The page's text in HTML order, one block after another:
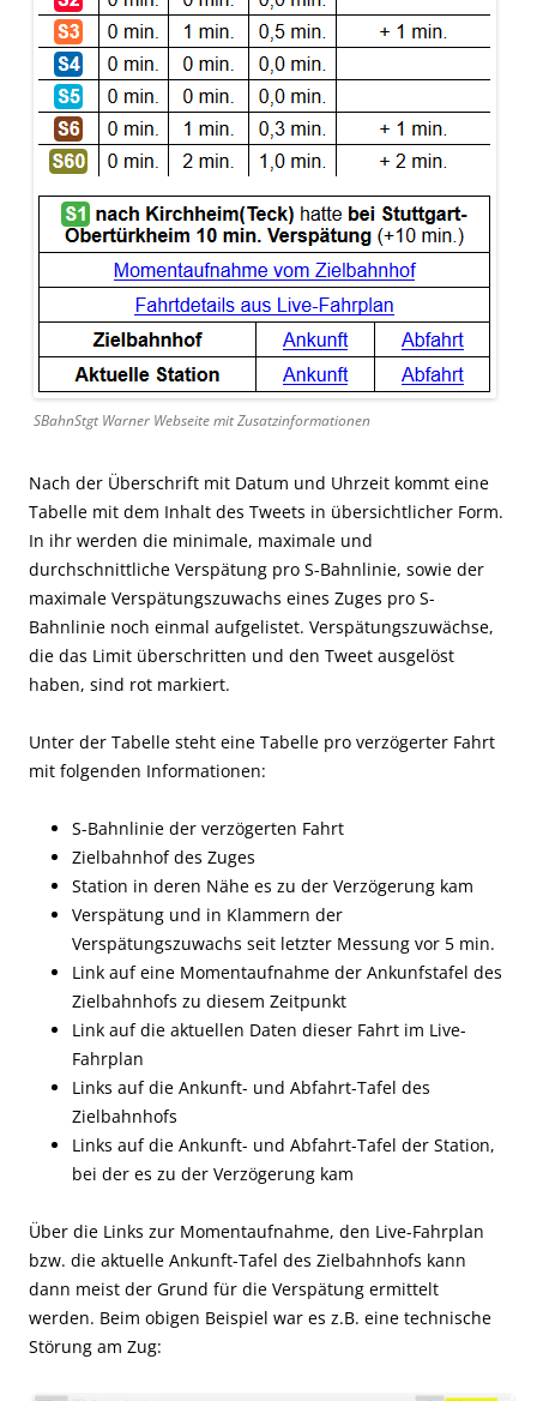
SBahnStgt Warner Webseite mit Zusatzinformationen
Nach der Überschrift mit Datum und Uhrzeit kommt eine
Tabelle mit dem Inhalt des Tweets in übersichtlicher Form.
In ihr werden die minimale, maximale und
durchschnittliche Verspätung pro S-Bahnlinie, sowie der
maximale Verspätungszuwachs eines Zuges pro S-
Bahnlinie noch einmal aufgelistet. Verspätungszuwächse,
die das Limit überschritten und den Tweet ausgelöst
haben, sind rot markiert.
Unter der Tabelle steht eine Tabelle pro verzögerter Fahrt
mit folgenden Informationen:
S-Bahnlinie der verzögerten Fahrt
Zielbahnhof des Zuges
Station in deren Nähe es zu der Verzögerung kam
Verspätung und in Klammern der
Verspätungszuwachs seit letzter Messung vor 5 min.
Link auf eine Momentaufnahme der Ankunfstafel des
Zielbahnhofs zu diesem Zeitpunkt
Link auf die aktuellen Daten dieser Fahrt im Live-
Fahrplan
Links auf die Ankunft- und Abfahrt-Tafel des
Zielbahnhofs
Links auf die Ankunft- und Abfahrt-Tafel der Station,
bei der es zu der Verzögerung kam
Über die Links zur Momentaufnahme, den Live-Fahrplan
bzw. die aktuelle Ankunft-Tafel des Zielbahnhofs kann
dann meist der Grund für die Verspätung ermittelt
werden. Beim obigen Beispiel war es z.B. eine technische
Störung am Zug: